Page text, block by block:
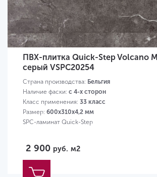
ПВХ-плитка Quick-Step Volcano
серый VSPC20254
Страна производства: Бельгия
Наличие фаски: с 4-х сторон
Класс применения: 33 класс
Размер: 600х310х4,2 мм
SPC-ламинат Quick-Step
2 900 руб. м2